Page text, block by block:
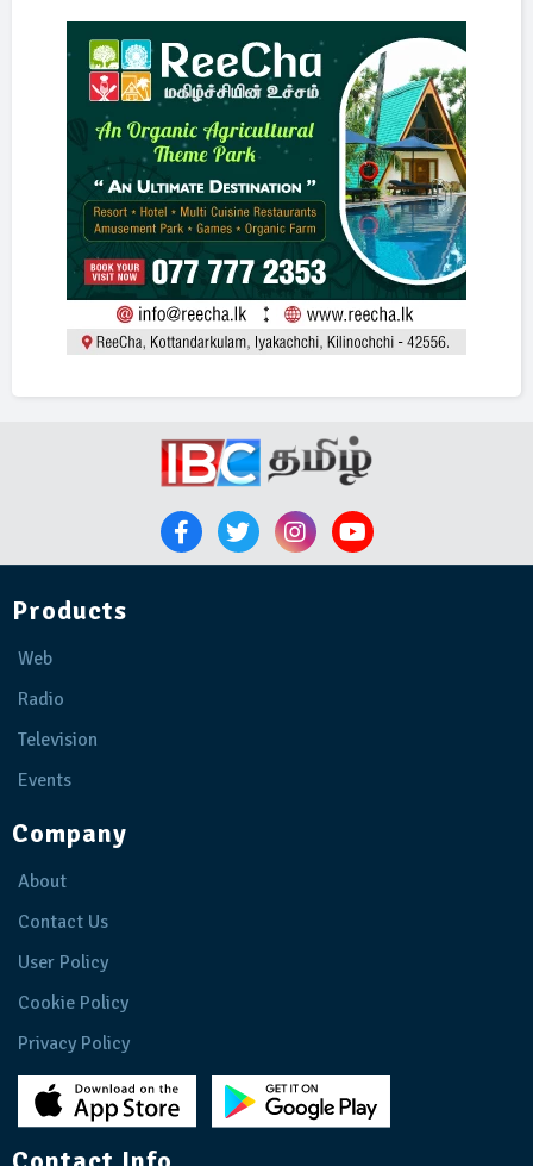
Products
Web
Radio
Television
Events
Company
About
Contact Us
User Policy
Cookie Policy
Privacy Policy